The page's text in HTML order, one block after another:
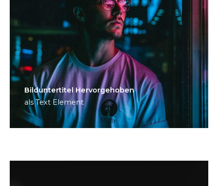
Bild­unter­titel Hervorgehoben
als Text Element